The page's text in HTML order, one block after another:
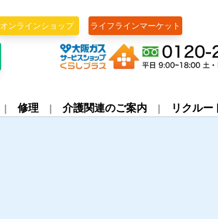
オンラインショップ ライフラインマーケット
株式会社ライフライン
修理 介護関連のご案内 リクルー